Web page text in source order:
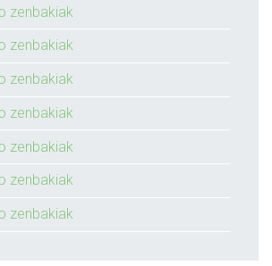
zenbakiak
zenbakiak
zenbakiak
zenbakiak
zenbakiak
zenbakiak
zenbakiak